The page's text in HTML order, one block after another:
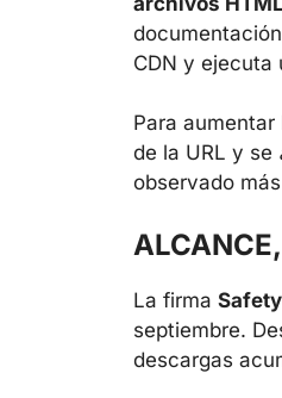
CDN y ejecuta
Para
de la URL y se
observado
La firma Safety
septiembre.
descargas